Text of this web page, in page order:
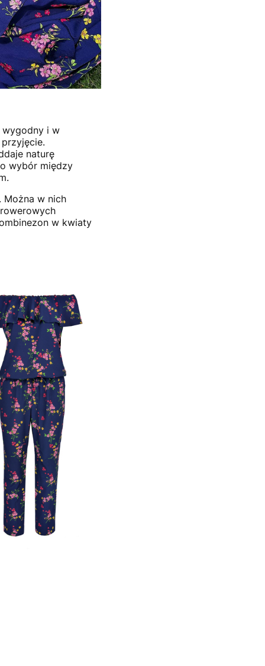
wygodny i w
naturę
wybór między
w nich
w kwiaty